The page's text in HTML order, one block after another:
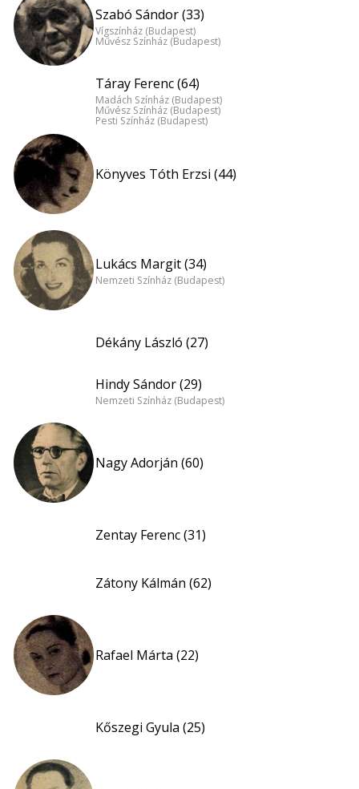
Szabó Sándor (33)
Vígszínház (Budapest)
Művész Színház (Budapest)
Táray Ferenc (64)
Madách Színház (Budapest)
Művész Színház (Budapest)
Pesti Színház (Budapest)
Könyves Tóth Erzsi (44)
Lukács Margit (34)
Nemzeti Színház (Budapest)
Dékány László (27)
Hindy Sándor (29)
Nemzeti Színház (Budapest)
Nagy Adorján (60)
Zentay Ferenc (31)
Zátony Kálmán (62)
Rafael Márta (22)
Kőszegi Gyula (25)